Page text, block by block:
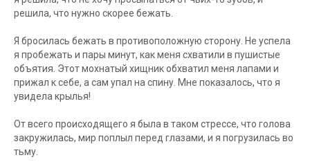
решила, что нужно скорее бежать.
Я бросилась бежать в противоположную сторону. Не успела
я пробежать и пары минут, как меня схватили в пушистые
объятия. Этот мохнатый хищник обхватил меня лапами и
прижал к себе, а сам упал на спину. Мне показалось, что я
увидела крылья!
От всего происходящего я была в таком стрессе, что голова
закружилась, мир поплыл перед глазами, и я погрузилась во
тьму.